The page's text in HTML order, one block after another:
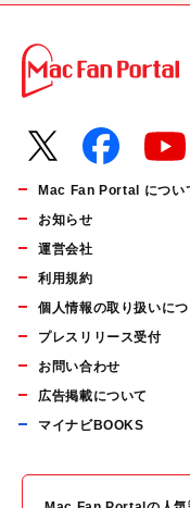
Mac Fan Portal につい
お知らせ
運営会社
利用規約
個人情報の取り扱いに
プレスリリース受付
お問い合わせ
広告掲載について
マイナビBOOKS